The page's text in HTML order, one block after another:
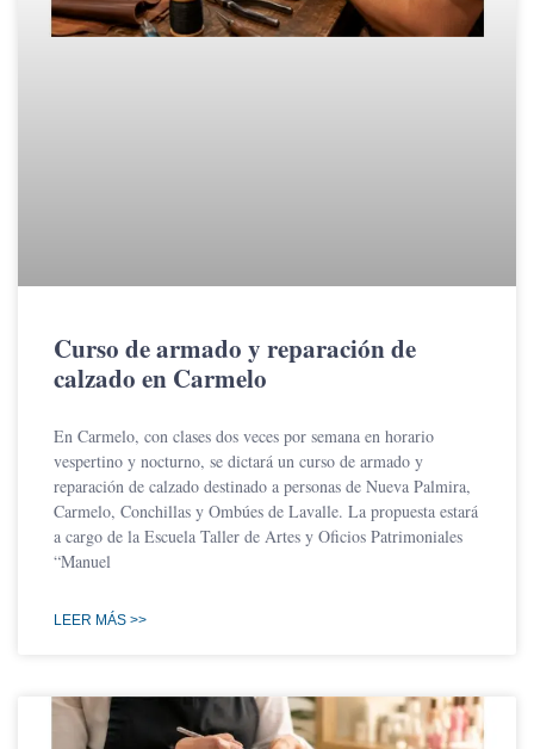
Curso de armado y reparación de
calzado en Carmelo
En Carmelo, con clases dos veces por semana en horario
vespertino y nocturno, se dictará un curso de armado y
reparación de calzado destinado a personas de Nueva Palmira,
Carmelo, Conchillas y Ombúes de Lavalle. La propuesta estará
a cargo de la Escuela Taller de Artes y Oficios Patrimoniales
“Manuel
LEER MÁS >>